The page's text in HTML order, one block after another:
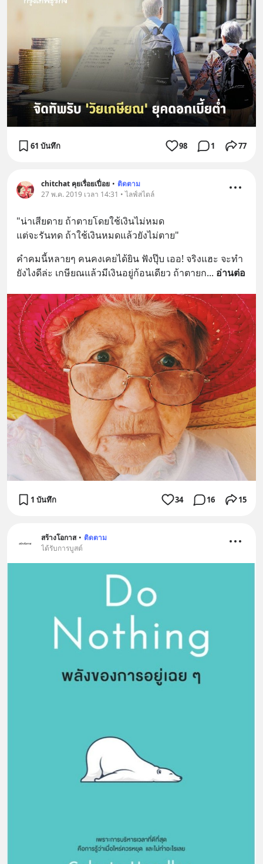
61 บันทึก 98 1 77
chitchat คุยเรื่อยเปื่อย • ติดตาม
27 พ.ค. 2019 เวลา 14:31 • ไลฟ์สไตล์
"น่าเสียดาย ถ้าตายโดยใช้เงินไม่หมด
แต่จะรันทด ถ้าใช้เงินหมดแล้วยังไม่ตาย"
คำคมนี้หลายๆ คนคงเคยได้ยิน ฟังปุ๊บ เออ! จริงแฮะ จะทำ
ยังไงดีล่ะ เกษียณแล้วมีเงินอยู่ก้อนเดียว ถ้าตายก... อ่านต่อ
1 บันทึก 34 16 15
สร้างโอกาส • ติดตาม
ได้รับการบูสต์